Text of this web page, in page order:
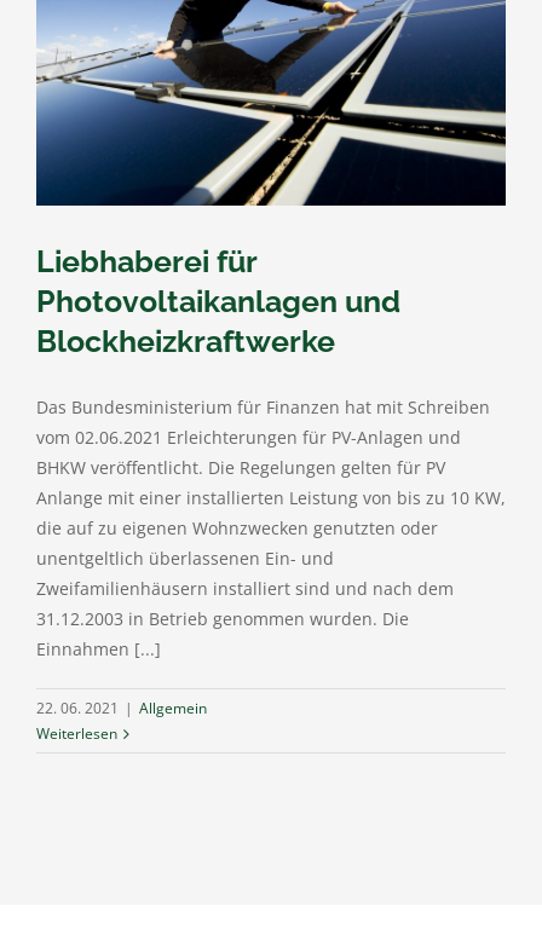
Liebhaberei für
Photovoltaikanlagen und
Blockheizkraftwerke
Das Bundesministerium für Finanzen hat mit Schreiben
vom 02.06.2021 Erleichterungen für PV-Anlagen und
BHKW veröffentlicht. Die Regelungen gelten für PV
Anlange mit einer installierten Leistung von bis zu 10 KW,
die auf zu eigenen Wohnzwecken genutzten oder
unentgeltlich überlassenen Ein- und
Zweifamilienhäusern installiert sind und nach dem
31.12.2003 in Betrieb genommen wurden. Die
Einnahmen [...]
22. 06. 2021 | Allgemein
Weiterlesen